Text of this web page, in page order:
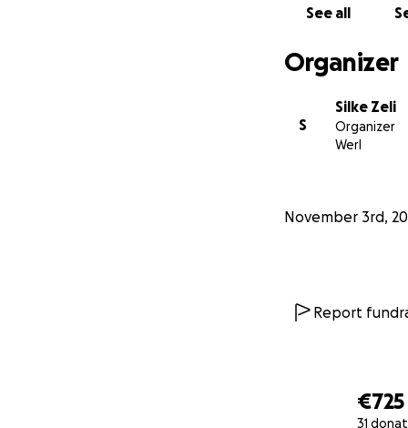
€725
31
See all
Organizer
S
Silke Zeli
Organizer
Werl
November 3rd,
Report